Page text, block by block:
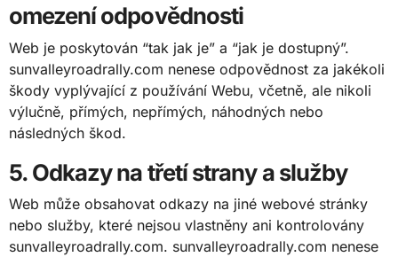
omezení odpovědnosti
Web je poskytován “tak jak je” a “jak je dostupný”.
sunvalleyroadrally.com nenese odpovědnost za jakékoli
škody vyplývající z používání Webu, včetně, ale nikoli
výlučně, přímých, nepřímých, náhodných nebo
následných škod.
5. Odkazy na třetí strany a služby
Web může obsahovat odkazy na jiné webové stránky
nebo služby, které nejsou vlastněny ani kontrolovány
sunvalleyroadrally.com. sunvalleyroadrally.com nenese